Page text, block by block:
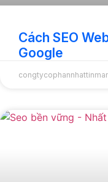
Cách SEO
Google